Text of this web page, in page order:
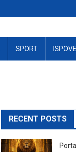
SPORT
RECENT POSTS